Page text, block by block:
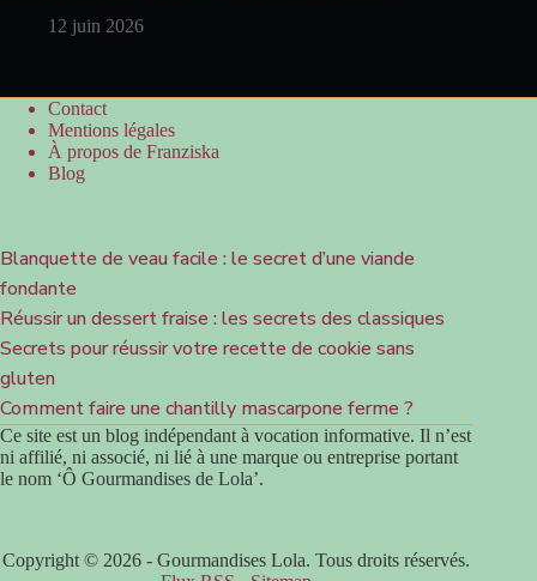
12 juin 2026
Contact
Mentions légales
À propos de Franziska
Blog
Blanquette de veau facile : le secret d’une viande
fondante
Réussir un dessert fraise : les secrets des classiques
Secrets pour réussir votre recette de cookie sans
gluten
Comment faire une chantilly mascarpone ferme ?
Ce site est un blog indépendant à vocation informative. Il n’est
ni affilié, ni associé, ni lié à une marque ou entreprise portant
le nom ‘Ô Gourmandises de Lola’.
Copyright © 2026 - Gourmandises Lola. Tous droits réservés.